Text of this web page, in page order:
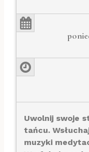
Uwolnij swoje
tańcu.
muzyki